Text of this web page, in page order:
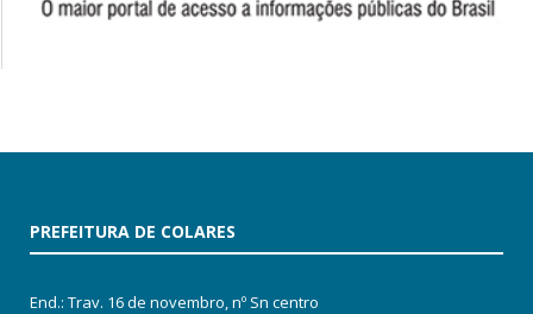
PREFEITURA DE COLARES
End.: Trav. 16 de novembro, nº Sn centro